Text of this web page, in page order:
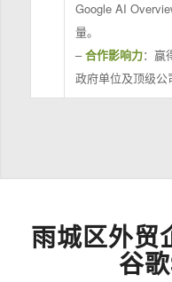
Google AI
量。
–合作影响力：赢
政府单位及顶级公
雨城区外贸
谷